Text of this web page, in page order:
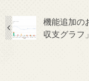
機能追加の
収支グラフ」